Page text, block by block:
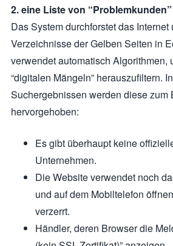
2. eine Liste von
Das System durchforstet das
Verzeichnisse der Gelben Seiten in
verwendet automatisch Algorithmen,
“digitalen Mängeln” herauszufiltern.
Suchergebnissen werden diese zum
hervorgehoben:
Es gibt überhaupt keine
Unternehmen.
Die Website verwendet noch
und auf dem Mobiltelefon
verzerrt.
Händler, deren Browser die